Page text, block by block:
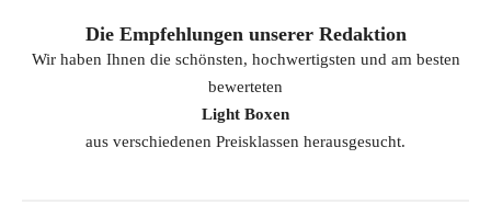
Die Empfehlungen unserer Redaktion
Wir haben Ihnen die schönsten, hochwertigsten und am besten
bewerteten
Light Boxen
aus verschiedenen Preisklassen herausgesucht.